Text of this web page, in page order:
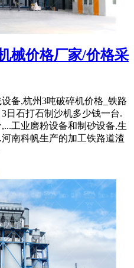
械价格厂家/价格采
备,杭州3吨破碎机价格_铁路
日石打石制沙机多少钱一台.
工业磨粉设备和制砂设备,生
南科帆生产的加工铁路道渣